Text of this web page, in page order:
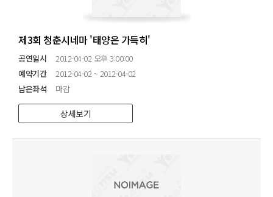
제3회 청춘시네마 '태양은 가득히'
공연일시
2012-04-02 오후 3:00:00
예약기간
2012-04-02 ~ 2012-04-02
남은좌석
마감
상세보기